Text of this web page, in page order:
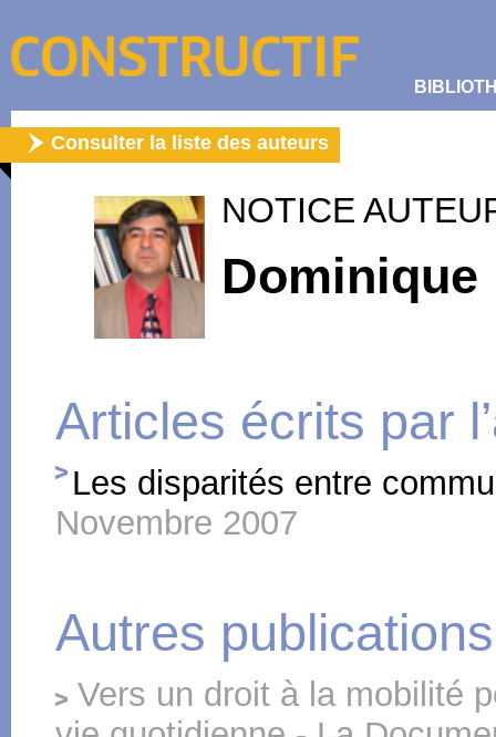
Consulter la liste des auteurs
NOTICE
Dominique
Articles écrits par
Les disparités entre
Novembre 2007
Autres
Vers un droit à la mobilité